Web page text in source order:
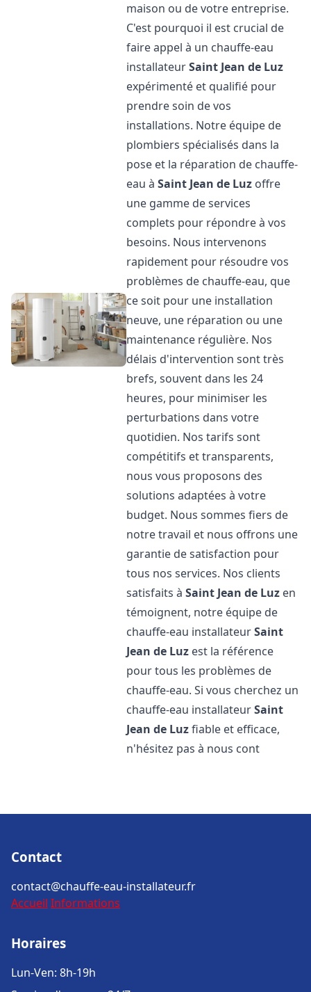
maison ou de votre entreprise.
C'est pourquoi il est crucial de
faire appel à un chauffe-eau
installateurSaint Jean de Luz
expérimenté et qualifié pour
prendre soin de vos
installations. Notre équipe de
plombiers spécialisés dans la
pose et la réparation de chauffe-
eau àSaint Jean de Luz offre
une gamme de services
complets pour répondre à vos
besoins. Nous intervenons
rapidement pour résoudre vos
problèmes de chauffe-eau, que
ce soit pour une installation
neuve, une réparation ou une
maintenance régulière. Nos
délais d'intervention sont très
brefs, souvent dans les 24
heures, pour minimiser les
perturbations dans votre
quotidien. Nos tarifs sont
compétitifs et transparents,
nous vous proposons des
solutions adaptées à votre
budget. Nous sommes fiers de
notre travail et nous offrons une
garantie de satisfaction pour
tous nos services. Nos clients
satisfaits àSaint Jean de Luz en
témoignent, notre équipe de
chauffe-eau installateurSaint
Jean de Luz est la référence
pour tous les problèmes de
chauffe-eau. Si vous cherchez un
chauffe-eau installateurSaint
Jean de Luzfiable et efficace,
n'hésitez pas à nous cont
Contact
contact@chauffe-eau-installateur.fr
Accueil Informations
Horaires
Lun-Ven: 8h-19h